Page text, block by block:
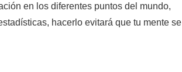
en los diferentes puntos del mundo,
hacerlo evitará que tu mente se